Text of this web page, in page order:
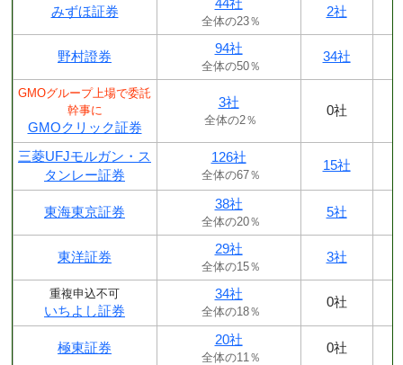
みずほ証券
全体の23％
2社
野村證券
94社
全体の50％
34社
GMOグループ上場で委託
幹事に
GMOクリック証券
3社
全体の2％
0社
三菱UFJモルガン・ス
タンレー証券
126社
全体の67％
15社
東海東京証券
38社
全体の20％
5社
東洋証券
29社
全体の15％
3社
重複申込不可
いちよし証券
34社
全体の18％
0社
極東証券
20社
全体の11％
0社